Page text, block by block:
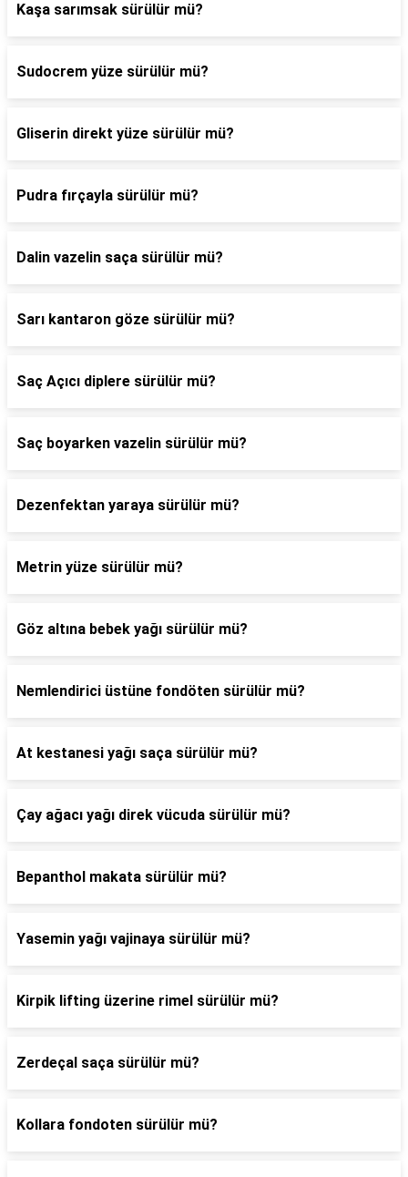
Kaşa sarımsak sürülür mü?
Sudocrem yüze sürülür mü?
Gliserin direkt yüze sürülür mü?
Pudra fırçayla sürülür mü?
Dalin vazelin saça sürülür mü?
Sarı kantaron göze sürülür mü?
Saç Açıcı diplere sürülür mü?
Saç boyarken vazelin sürülür mü?
Dezenfektan yaraya sürülür mü?
Metrin yüze sürülür mü?
Göz altına bebek yağı sürülür mü?
Nemlendirici üstüne fondöten sürülür mü?
At kestanesi yağı saça sürülür mü?
Çay ağacı yağı direk vücuda sürülür mü?
Bepanthol makata sürülür mü?
Yasemin yağı vajinaya sürülür mü?
Kirpik lifting üzerine rimel sürülür mü?
Zerdeçal saça sürülür mü?
Kollara fondoten sürülür mü?